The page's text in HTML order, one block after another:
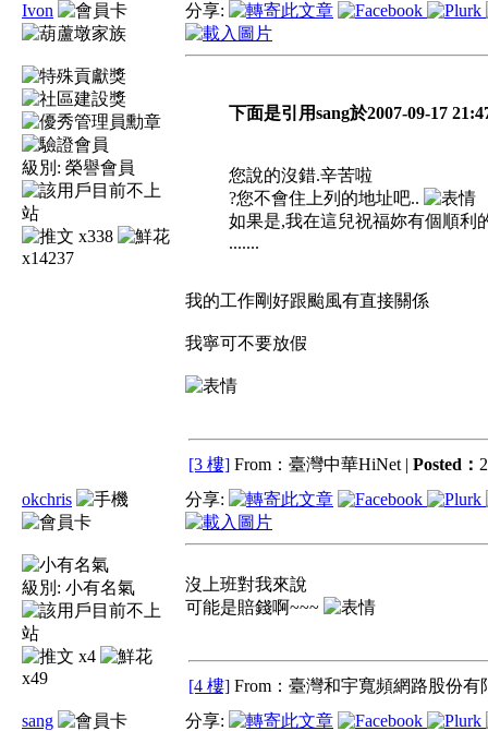
Ivon
級別: 榮譽會員
x338
x14237
分享:
下面是引用sang於2007-09-17
您說的沒錯.辛苦啦
?您不會住上列的地址吧..
如果是,我在這兒祝福妳有個順利
.......
我的工作剛好跟颱風有直接關係
我寧可不要放假
[3 樓] From：臺灣中華HiNet | Posted：
okchris
級別: 小有名氣
x4
x49
分享:
沒上班對我來說
可能是賠錢啊~~~
[4 樓] From：臺灣和宇寬頻網路股份有
sang
分享: